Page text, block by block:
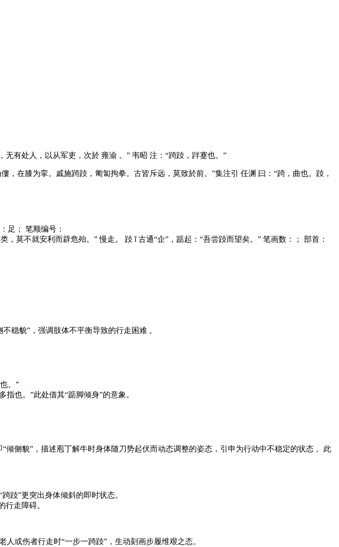
无有处人，以从军吏，次於 雍渝 。” 韦昭 注：“踦跂，跘蹇也。”
，在膝为挛。戚施踦跂，匍匐拘拳。古皆斥远，莫致於前。”集注引 任渊 曰：“踦，曲也。跂，
足； 笔顺编号：
莫不就安利而辟危殆。” 慢走。 跂 ǐ 古通“企”，踮起：“吾尝跂而望矣。” 笔画数：； 部首：
稳貌”，强调肢体不平衡导致的行走困难 。
。”
也。”此处借其“踮脚倾身”的意象。
倾侧貌”，描述庖丁解牛时身体随刀势起伏而动态调整的姿态，引申为行动中不稳定的状态 。此
跂”更突出身体倾斜的即时状态。
行走障碍。
或伤者行走时“一步一踦跂”，生动刻画步履维艰之态。